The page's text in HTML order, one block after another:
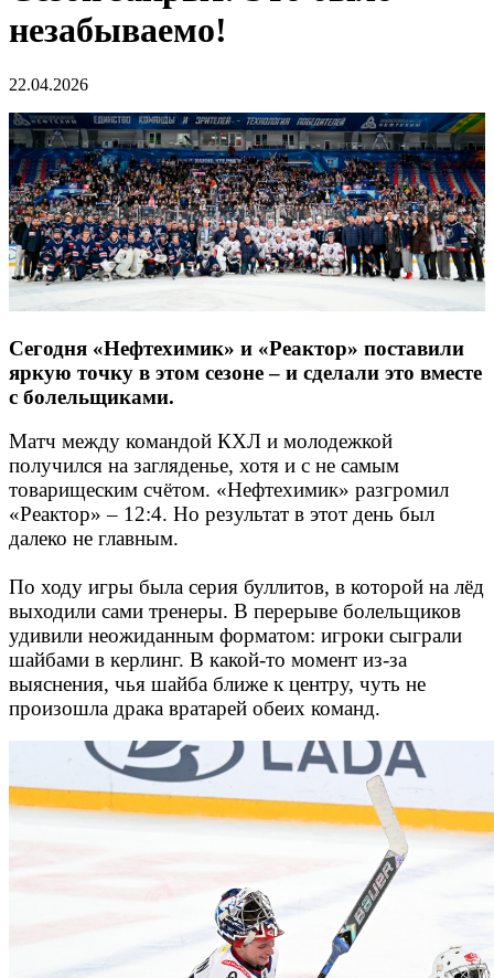
незабываемо!
22.04.2026
Сегодня «Нефтехимик» и «Реактор» поставили
яркую точку в этом сезоне – и сделали это вместе
с болельщиками.
Матч между командой КХЛ и молодежкой
получился на загляденье, хотя и с не самым
товарищеским счётом. «Нефтехимик» разгромил
«Реактор» – 12:4. Но результат в этот день был
далеко не главным.
По ходу игры была серия буллитов, в которой на лёд
выходили сами тренеры. В перерыве болельщиков
удивили неожиданным форматом: игроки сыграли
шайбами в керлинг. В какой-то момент из-за
выяснения, чья шайба ближе к центру, чуть не
произошла драка вратарей обеих команд.